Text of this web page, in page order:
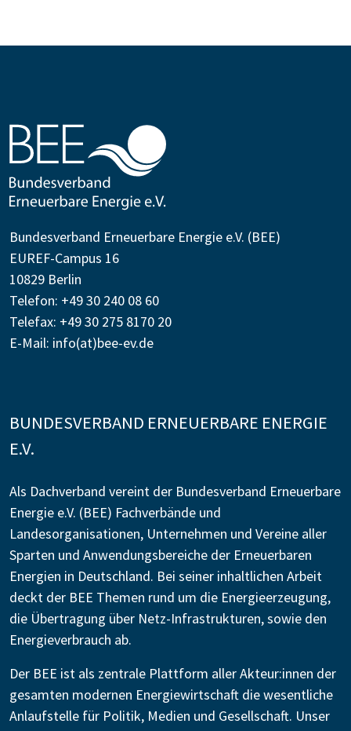
Bundesverband Erneuerbare Energie e.V. (BEE)
EUREF-Campus 16
10829 Berlin
Telefon: +49 30 240 08 60
Telefax: +49 30 275 8170 20
E-Mail: info(at)bee-ev.de
BUNDESVERBAND ERNEUERBARE ENERGIE
E.V.
Als Dachverband vereint der Bundesverband Erneuerbare
Energie e.V. (BEE) Fachverbände und
Landesorganisationen, Unternehmen und Vereine aller
Sparten und Anwendungsbereiche der Erneuerbaren
Energien in Deutschland. Bei seiner inhaltlichen Arbeit
deckt der BEE Themen rund um die Energieerzeugung,
die Übertragung über Netz-Infrastrukturen, sowie den
Energieverbrauch ab.
Der BEE ist als zentrale Plattform aller Akteur:innen der
gesamten modernen Energiewirtschaft die wesentliche
Anlaufstelle für Politik, Medien und Gesellschaft. Unser